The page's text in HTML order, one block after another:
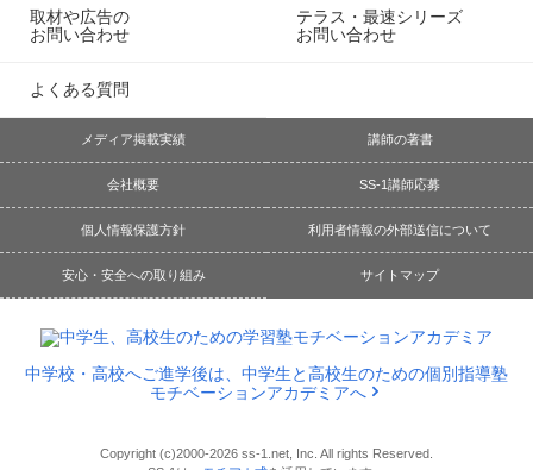
取材や広告の
お問い合わせ
テラス・最速シリーズ
お問い合わせ
よくある質問
メディア掲載実績 講師の著書
会社概要 SS-1講師応募
個人情報保護方針 利用者情報の外部送信について
安心・安全への取り組み サイトマップ
中学校・高校へご進学後は、中学生と高校生のための個別指導塾
モチベーションアカデミアへ
Copyright (c)2000-2026 ss-1.net, Inc. All rights Reserved.